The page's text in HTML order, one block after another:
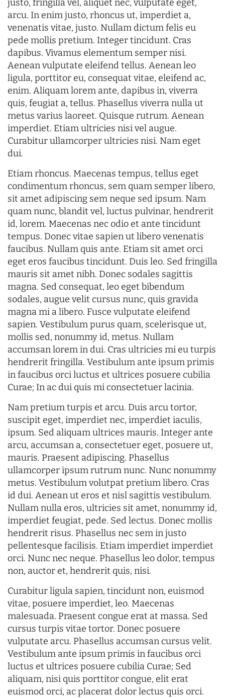
justo, fringilla vel, aliquet nec, vulputate eget,
arcu. In enim justo, rhoncus ut, imperdiet a,
venenatis vitae, justo. Nullam dictum felis eu
pede mollis pretium. Integer tincidunt. Cras
dapibus. Vivamus elementum semper nisi.
Aenean vulputate eleifend tellus. Aenean leo
ligula, porttitor eu, consequat vitae, eleifend ac,
enim. Aliquam lorem ante, dapibus in, viverra
quis, feugiat a, tellus. Phasellus viverra nulla ut
metus varius laoreet. Quisque rutrum. Aenean
imperdiet. Etiam ultricies nisi vel augue.
Curabitur ullamcorper ultricies nisi. Nam eget
dui.
Etiam rhoncus. Maecenas tempus, tellus eget
condimentum rhoncus, sem quam semper libero,
sit amet adipiscing sem neque sed ipsum. Nam
quam nunc, blandit vel, luctus pulvinar, hendrerit
id, lorem. Maecenas nec odio et ante tincidunt
tempus. Donec vitae sapien ut libero venenatis
faucibus. Nullam quis ante. Etiam sit amet orci
eget eros faucibus tincidunt. Duis leo. Sed fringilla
mauris sit amet nibh. Donec sodales sagittis
magna. Sed consequat, leo eget bibendum
sodales, augue velit cursus nunc, quis gravida
magna mi a libero. Fusce vulputate eleifend
sapien. Vestibulum purus quam, scelerisque ut,
mollis sed, nonummy id, metus. Nullam
accumsan lorem in dui. Cras ultricies mi eu turpis
hendrerit fringilla. Vestibulum ante ipsum primis
in faucibus orci luctus et ultrices posuere cubilia
Curae; In ac dui quis mi consectetuer lacinia.
Nam pretium turpis et arcu. Duis arcu tortor,
suscipit eget, imperdiet nec, imperdiet iaculis,
ipsum. Sed aliquam ultrices mauris. Integer ante
arcu, accumsan a, consectetuer eget, posuere ut,
mauris. Praesent adipiscing. Phasellus
ullamcorper ipsum rutrum nunc. Nunc nonummy
metus. Vestibulum volutpat pretium libero. Cras
id dui. Aenean ut eros et nisl sagittis vestibulum.
Nullam nulla eros, ultricies sit amet, nonummy id,
imperdiet feugiat, pede. Sed lectus. Donec mollis
hendrerit risus. Phasellus nec sem in justo
pellentesque facilisis. Etiam imperdiet imperdiet
orci. Nunc nec neque. Phasellus leo dolor, tempus
non, auctor et, hendrerit quis, nisi.
Curabitur ligula sapien, tincidunt non, euismod
vitae, posuere imperdiet, leo. Maecenas
malesuada. Praesent congue erat at massa. Sed
cursus turpis vitae tortor. Donec posuere
vulputate arcu. Phasellus accumsan cursus velit.
Vestibulum ante ipsum primis in faucibus orci
luctus et ultrices posuere cubilia Curae; Sed
aliquam, nisi quis porttitor congue, elit erat
euismod orci, ac placerat dolor lectus quis orci.